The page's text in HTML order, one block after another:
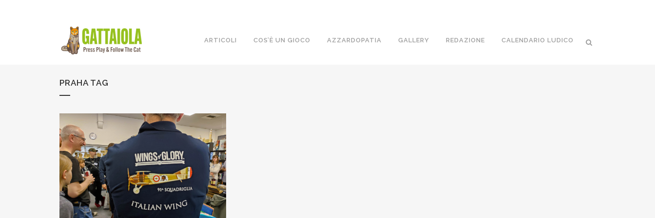
ARTICOLI COS’È UN GIOCO AZZARDOPATIA GALLERY REDAZIONE CALENDARIO LUDICO
PRAHA TAG